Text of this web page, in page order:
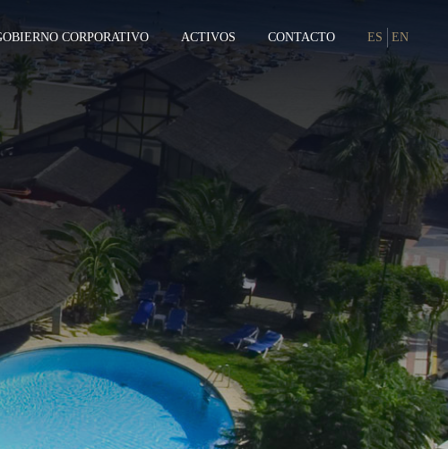
CORPORATIVO ACTIVOS CONTACTO ES EN